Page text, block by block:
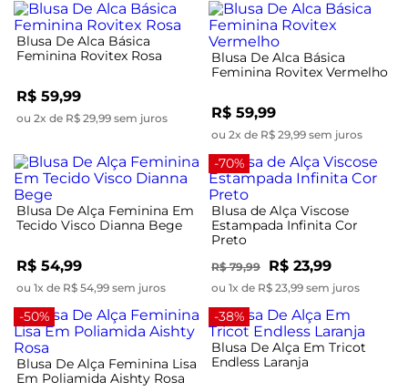
Blusa De Alca Básica
Feminina Rovitex Rosa
R$ 59,99
ou 2x de R$ 29,99 sem juros
Blusa De Alca Básica
Feminina Rovitex Vermelho
R$ 59,99
ou 2x de R$ 29,99 sem juros
Blusa De Alça Feminina Em
Tecido Visco Dianna Bege
R$ 54,99
ou 1x de R$ 54,99 sem juros
-70%
Blusa de Alça Viscose
Estampada Infinita Cor
Preto
R$ 79,99 R$ 23,99
ou 1x de R$ 23,99 sem juros
-50%
Blusa De Alça Feminina Lisa
Em Poliamida Aishty Rosa
-38%
Blusa De Alça Em Tricot
Endless Laranja